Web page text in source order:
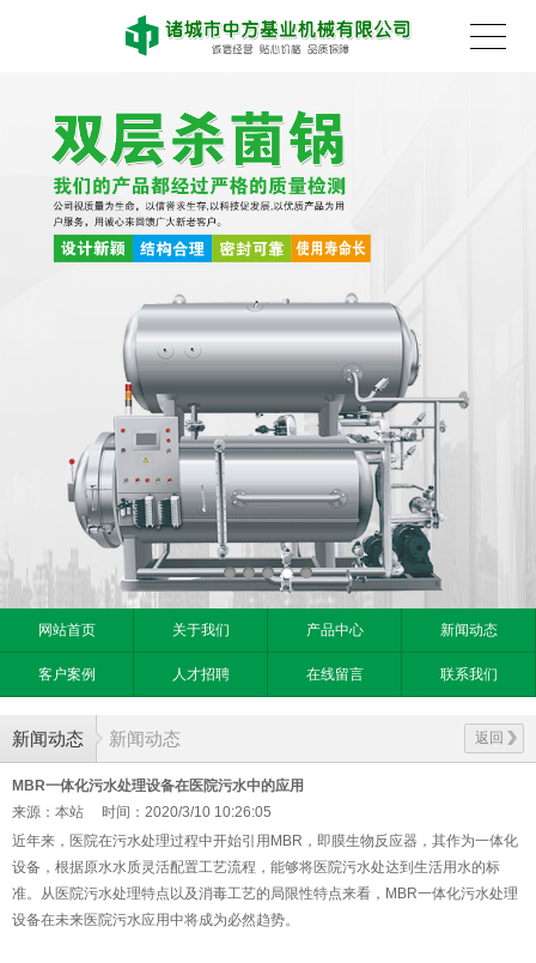
网站首页 关于我们 产品中心 新闻动态
客户案例 人才招聘 在线留言 联系我们
新闻动态 返回
新闻动态
MBR一体化污水处理设备在医院污水中的应用
来源：本站
时间：2020/3/10 10:26:05
近年来，医院在污水处理过程中开始引用MBR，即膜生物反应器，其作为一体化
设备，根据原水水质灵活配置工艺流程，能够将医院污水处达到生活用水的标
准。从医院污水处理特点以及消毒工艺的局限性特点来看，MBR一体化污水处理
设备在未来医院污水应用中将成为必然趋势。